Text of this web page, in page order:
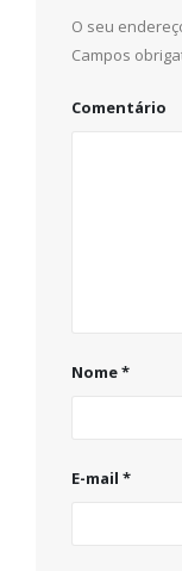
O seu
Campos
Comentário
Nome*
E-mail *